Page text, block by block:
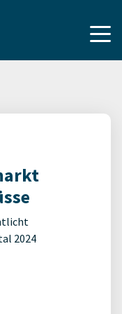
2024